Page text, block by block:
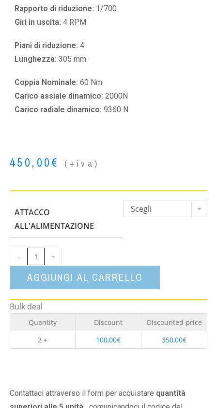
Rapporto di riduzione: 1/700
Giri in uscita: 4 RPM
Piani di riduzione: 4
Lunghezza: 305 mm
Coppia Nominale: 60 Nm
Carico assiale dinamico: 2000N
Carico radiale dinamico: 9360 N
450,00€ (+iva)
ATTACCO
ALL'ALIMENTAZIONE
Scegli
- +
AGGIUNGI AL CARRELLO
Bulk deal
Quantity Discount
Discounted price
2 +
100,00€ 350,00€
Contattaci attraverso il form per acquistare quantità